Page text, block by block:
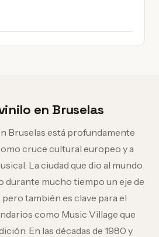
en Bruselas
Bruselas está profundamente
cruce cultural europeo y a
La ciudad que dio al mundo
durante mucho tiempo un eje de
también es clave para el
como Music Village que
En las décadas de 1980 y